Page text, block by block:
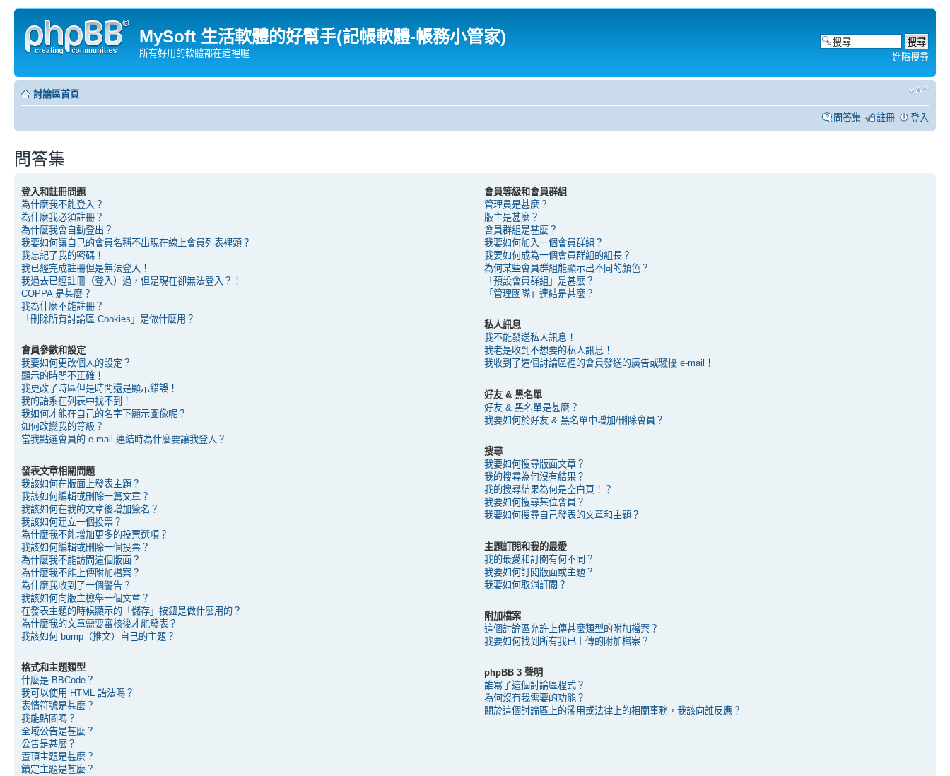
MySoft 生活軟體的好幫手(記帳軟體-帳務小管家)
所有好用的軟體都在這裡喔 進階搜尋
討論區首頁
問答集 註冊 登入
問答集
登入和註冊問題
為什麼我不能登入？
為什麼我必須註冊？
為什麼我會自動登出？
我要如何讓自己的會員名稱不出現在線上會員列表裡頭？
我忘記了我的密碼！
我已經完成註冊但是無法登入！
我過去已經註冊（登入）過，但是現在卻無法登入？！
COPPA 是甚麼？
我為什麼不能註冊？
「刪除所有討論區 Cookies」是做什麼用？
會員參數和設定
我要如何更改個人的設定？
顯示的時間不正確！
我更改了時區但是時間還是顯示錯誤！
我的語系在列表中找不到！
我如何才能在自己的名字下顯示圖像呢？
如何改變我的等級？
當我點選會員的 e-mail 連結時為什麼要讓我登入？
發表文章相關問題
我該如何在版面上發表主題？
我該如何編輯或刪除一篇文章？
我該如何在我的文章後增加簽名？
我該如何建立一個投票？
為什麼我不能增加更多的投票選項？
我該如何編輯或刪除一個投票？
為什麼我不能訪問這個版面？
為什麼我不能上傳附加檔案？
為什麼我收到了一個警告？
我該如何向版主檢舉一個文章？
在發表主題的時候顯示的「儲存」按鈕是做什麼用的？
為什麼我的文章需要審核後才能發表？
我該如何 bump（推文）自己的主題？
格式和主題類型
什麼是 BBCode？
我可以使用 HTML 語法嗎？
表情符號是甚麼？
我能貼圖嗎？
全域公告是甚麼？
公告是甚麼？
置頂主題是甚麼？
鎖定主題是甚麼？
會員等級和會員群組
管理員是甚麼？
版主是甚麼？
會員群組是甚麼？
我要如何加入一個會員群組？
我要如何成為一個會員群組的組長？
為何某些會員群組能顯示出不同的顏色？
「預設會員群組」是甚麼？
「管理團隊」連結是甚麼？
私人訊息
我不能發送私人訊息！
我老是收到不想要的私人訊息！
我收到了這個討論區裡的會員發送的廣告或騷擾 e-mail！
好友 & 黑名單
好友 & 黑名單是甚麼？
我要如何於好友 & 黑名單中增加/刪除會員？
搜尋
我要如何搜尋版面文章？
我的搜尋為何沒有結果？
我的搜尋結果為何是空白頁！？
我要如何搜尋某位會員？
我要如何搜尋自己發表的文章和主題？
主題訂閱和我的最愛
我的最愛和訂閱有何不同？
我要如何訂閱版面或主題？
我要如何取消訂閱？
附加檔案
這個討論區允許上傳甚麼類型的附加檔案？
我要如何找到所有我已上傳的附加檔案？
phpBB 3 聲明
誰寫了這個討論區程式？
為何沒有我需要的功能？
關於這個討論區上的濫用或法律上的相關事務，我該向誰反應？